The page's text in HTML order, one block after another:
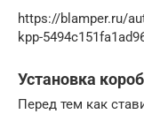
https://blamper.ru/
kpp-
Установка
Перед тем как